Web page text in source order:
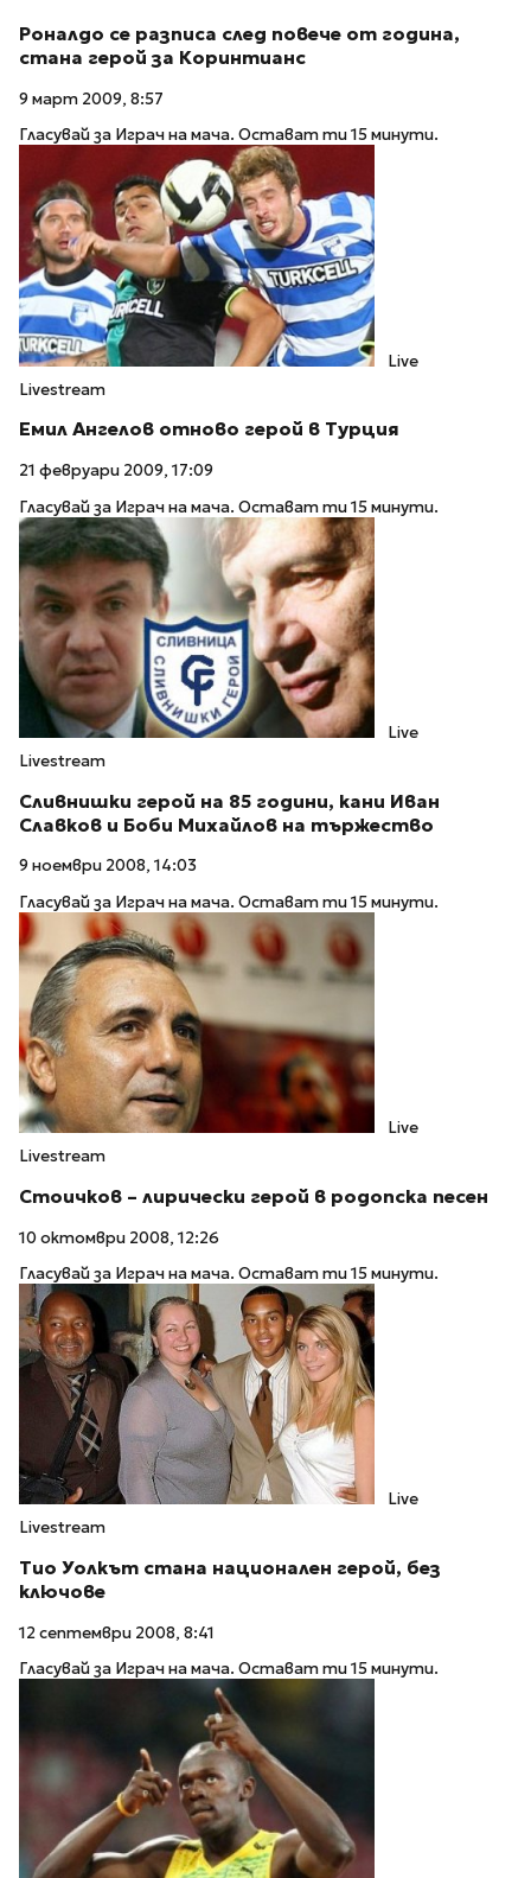
Роналдо се разписа след повече от година,
стана герой за Коринтианс
9 март 2009, 8:57
Гласувай за Играч на мача. Остават ти 15 минути.
Live
Livestream
Емил Ангелов отново герой в Турция
21 февруари 2009, 17:09
Гласувай за Играч на мача. Остават ти 15 минути.
Live
Livestream
Сливнишки герой на 85 години, кани Иван
Славков и Боби Михайлов на тържество
9 ноември 2008, 14:03
Гласувай за Играч на мача. Остават ти 15 минути.
Live
Livestream
Стоичков – лирически герой в родопска песен
10 октомври 2008, 12:26
Гласувай за Играч на мача. Остават ти 15 минути.
Live
Livestream
Тио Уолкът стана национален герой, без
ключове
12 септември 2008, 8:41
Гласувай за Играч на мача. Остават ти 15 минути.